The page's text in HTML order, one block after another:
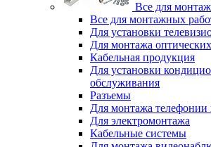
Все для
Все для монтажных
Для установки
Для монтажа
Кабельная продукция
Для установки
обслуживания
Разъемы
Для монтажа
Для электромонтажа
Кабельные системы